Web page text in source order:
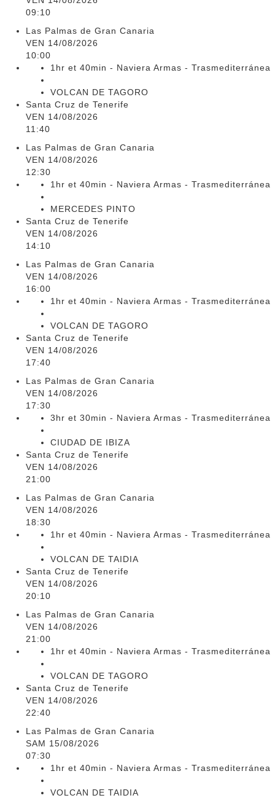
09:10
Las Palmas de Gran Canaria
VEN 14/08/2026
10:00
1hr et 40min - Naviera Armas - Trasmediterránea
VOLCAN DE TAGORO
Santa Cruz de Tenerife
VEN 14/08/2026
11:40
Las Palmas de Gran Canaria
VEN 14/08/2026
12:30
1hr et 40min - Naviera Armas - Trasmediterránea
MERCEDES PINTO
Santa Cruz de Tenerife
VEN 14/08/2026
14:10
Las Palmas de Gran Canaria
VEN 14/08/2026
16:00
1hr et 40min - Naviera Armas - Trasmediterránea
VOLCAN DE TAGORO
Santa Cruz de Tenerife
VEN 14/08/2026
17:40
Las Palmas de Gran Canaria
VEN 14/08/2026
17:30
3hr et 30min - Naviera Armas - Trasmediterránea
CIUDAD DE IBIZA
Santa Cruz de Tenerife
VEN 14/08/2026
21:00
Las Palmas de Gran Canaria
VEN 14/08/2026
18:30
1hr et 40min - Naviera Armas - Trasmediterránea
VOLCAN DE TAIDIA
Santa Cruz de Tenerife
VEN 14/08/2026
20:10
Las Palmas de Gran Canaria
VEN 14/08/2026
21:00
1hr et 40min - Naviera Armas - Trasmediterránea
VOLCAN DE TAGORO
Santa Cruz de Tenerife
VEN 14/08/2026
22:40
Las Palmas de Gran Canaria
SAM 15/08/2026
07:30
1hr et 40min - Naviera Armas - Trasmediterránea
VOLCAN DE TAIDIA